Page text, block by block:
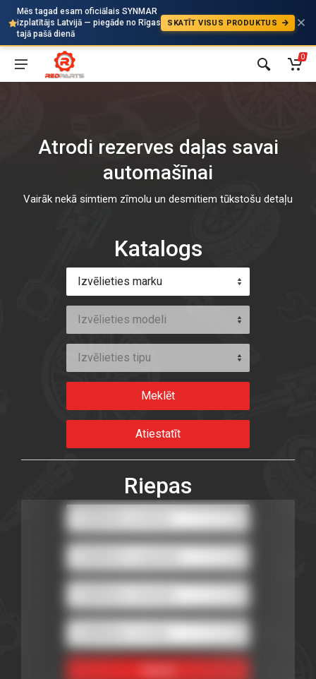
Mēs tagad esam oficiālais SYNMAR
izplatītājs Latvijā — piegāde no Rīgas
tajā pašā dienā
SKATĪT VISUS PRODUKTUS
Auto
0
Atrodi rezerves daļas savai
automašīnai
Vairāk nekā simtiem zīmolu un desmitiem tūkstošu detaļu
Katalogs
Izvēlieties marku
Izvēlieties modeli
Izvēlieties tipu
Riepas